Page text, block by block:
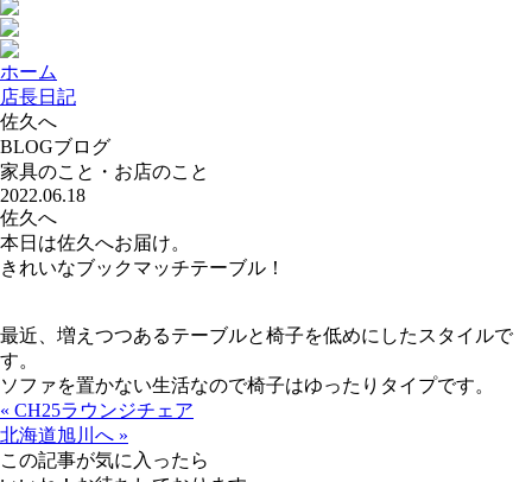
ホーム
店長日記
佐久へ
BLOGブログ
家具のこと・お店のこと
2022.06.18
佐久へ
本日は佐久へお届け。
きれいなブックマッチテーブル！
最近、増えつつあるテーブルと椅子を低めにしたスタイルで
す。
ソファを置かない生活なので椅子はゆったりタイプです。
« CH25ラウンジチェア
北海道旭川へ »
この記事が気に入ったら